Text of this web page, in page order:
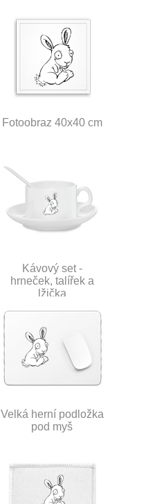
Fotoobraz 40x40 cm
Kávový set -
hrneček, talířek a
lžička
Velká herní podložka
pod myš